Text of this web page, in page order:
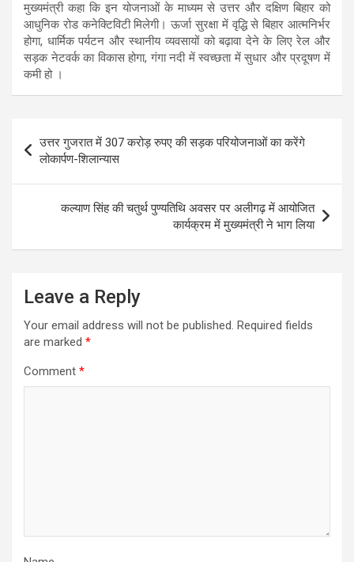
मुख्यमंत्री कहा कि इन योजनाओं के माध्यम से उत्तर और दक्षिण बिहार को
आधुनिक रोड कनेक्टिविटी मिलेगी। ऊर्जा सुरक्षा में वृद्धि से बिहार आत्मनिर्भर
होगा, धार्मिक पर्यटन और स्थानीय व्यवसायों को बढ़ावा देने के लिए रेल और
सड़क नेटवर्क का विकास होगा, गंगा नदी में स्वच्छता में सुधार और प्रदूषण में
कमी हो ।
navigation
उत्तर गुजरात में 307 करोड़ रुपए की सड़क परियोजनाओं का करेंगे
लोकार्पण-शिलान्यास
कल्याण सिंह की चतुर्थ पुण्यतिथि अवसर पर अलीगढ़ में आयोजित
कार्यक्रम में मुख्यमंत्री ने भाग लिया
Leave a Reply
Your email address will not be published. Required fields
are marked *
Comment *